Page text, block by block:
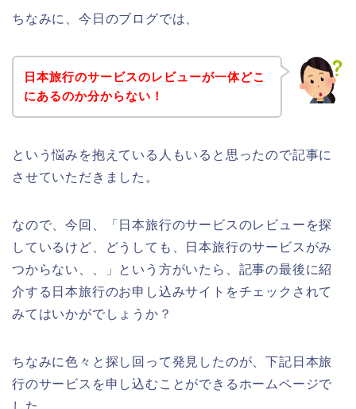
ちなみに、今日のブログでは、
日本旅行のサービスのレビューが一体どこ
にあるのか分からない！
という悩みを抱えている人もいると思ったので記事に
させていただきました。
なので、今回、「日本旅行のサービスのレビューを探
しているけど、どうしても、日本旅行のサービスがみ
つからない、、」という方がいたら、記事の最後に紹
介する日本旅行のお申し込みサイトをチェックされて
みてはいかがでしょうか？
ちなみに色々と探し回って発見したのが、下記日本旅
行のサービスを申し込むことができるホームページで
した。